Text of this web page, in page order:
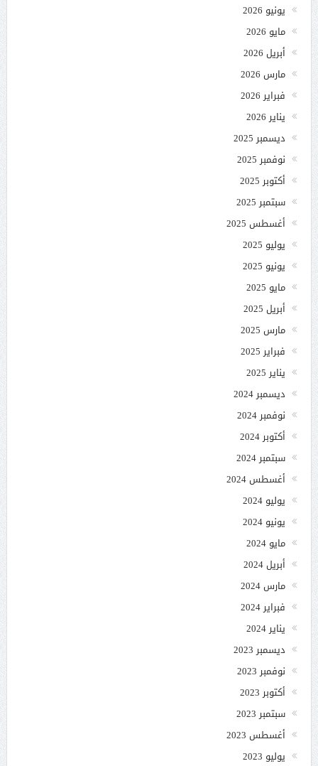
يونيو 2026
مايو 2026
أبريل 2026
مارس 2026
فبراير 2026
يناير 2026
ديسمبر 2025
نوفمبر 2025
أكتوبر 2025
سبتمبر 2025
أغسطس 2025
يوليو 2025
يونيو 2025
مايو 2025
أبريل 2025
مارس 2025
فبراير 2025
يناير 2025
ديسمبر 2024
نوفمبر 2024
أكتوبر 2024
سبتمبر 2024
أغسطس 2024
يوليو 2024
يونيو 2024
مايو 2024
أبريل 2024
مارس 2024
فبراير 2024
يناير 2024
ديسمبر 2023
نوفمبر 2023
أكتوبر 2023
سبتمبر 2023
أغسطس 2023
يوليو 2023